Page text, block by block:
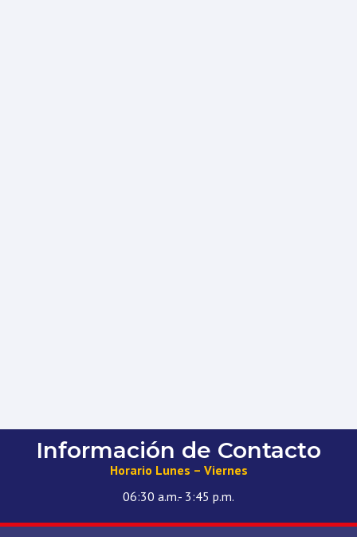
Información de Contacto
Horario Lunes – Viernes
06:30 a.m.- 3:45 p.m.